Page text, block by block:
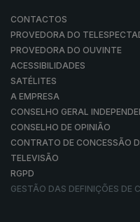
CONTACTOS
PROVEDORA DO
PROVEDORA DO OUVINTE
ACESSIBILIDADES
SATÉLITES
A EMPRESA
CONSELHO GERAL
CONSELHO DE OPINIÃO
CONTRATO DE CONCESSÃO
TELEVISÃO
RGPD
GESTÃO DAS DEFINIÇÕES DE